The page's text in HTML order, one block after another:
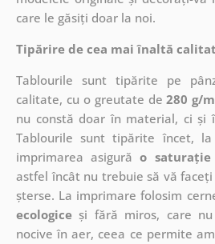
care le găsiți doar la noi.
Tipărire de cea mai înaltă
Tablourile sunt tipărite pe
calitate, cu o greutate de280 g/m
nu constă doar în material, ci și
Tablourile sunt tipărite încet,
imprimarea asigurăo
astfel încât nu trebuie să vă
șterse. La imprimare folosim
ecologiceși fără miros, care nu
nocive în aer, ceea ce permite